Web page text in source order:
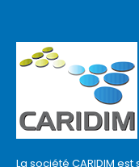
La société CARIDIM